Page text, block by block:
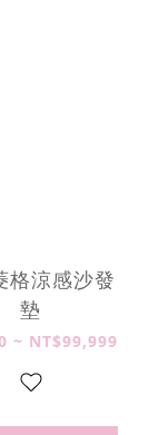
格涼感沙發
墊
~ NT$99,999